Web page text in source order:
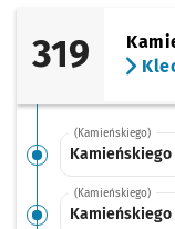
319
(Kamieńskiego)
(Kamieńskiego)